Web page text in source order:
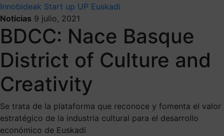
Innobideak Start up UP Euskadi
Noticias 9 julio, 2021
BDCC: Nace Basque
District of Culture and
Creativity
Se trata de la plataforma que reconoce y fomenta el valor
estratégico de la industria cultural para el desarrollo
económico de Euskadi